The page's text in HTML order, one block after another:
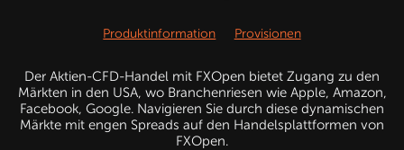
Produktinformation Provisionen
Der Aktien-CFD-Handel mit FXOpen bietet Zugang zu den
Märkten in den USA, wo Branchenriesen wie Apple, Amazon,
Facebook, Google. Navigieren Sie durch diese dynamischen
Märkte mit engen Spreads auf den Handelsplattformen von
FXOpen.